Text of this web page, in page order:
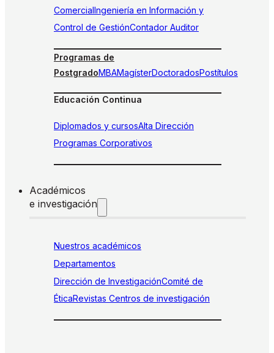
ComercialIngeniería en Información y
Control de GestiónContador Auditor
Programas de
PostgradoMBAMagísterDoctoradosPostítulos
Educación Continua
Diplomados y cursosAlta Dirección
Programas Corporativos
Académicos
e investigación
Nuestros académicos
Departamentos
Dirección de InvestigaciónComité de
ÉticaRevistas Centros de investigación